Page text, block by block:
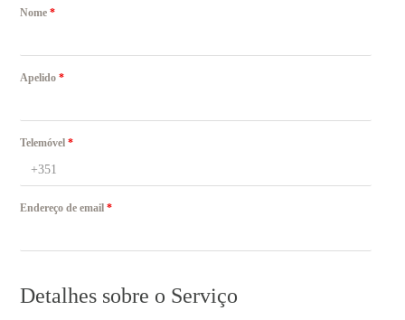
Nome*
Apelido*
Telemóvel*
Endereço de email*
Detalhes sobre o Serviço